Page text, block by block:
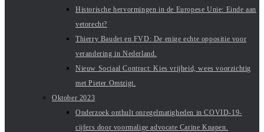
Historische hervormingen in de Europese Unie: Einde aan
vetorecht?
Thierry Baudet en FVD: De enige echte oppositie voor
verandering in Nederland.
Nieuw Sociaal Contract: Kies vrijheid, wees voorzichtig
met Pieter Omtzigt.
Oktober 2023
Onderzoek onthult onregelmatigheden in COVID-19-
cijfers door voormalige advocate Carine Knapen.